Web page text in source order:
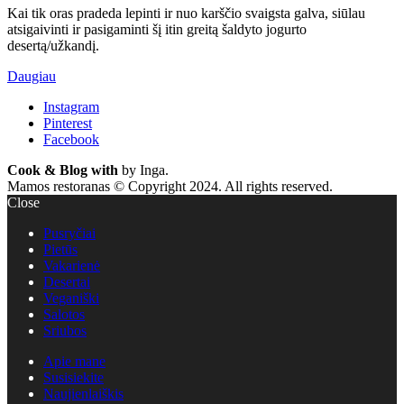
Kai tik oras pradeda lepinti ir nuo karščio svaigsta galva, siūlau
atsigaivinti ir pasigaminti šį itin greitą šaldyto jogurto
desertą/užkandį.
Daugiau
Instagram
Pinterest
Facebook
Cook & Blog with by Inga.
Mamos restoranas © Copyright 2024. All rights reserved.
Close
Pusryčiai
Pietūs
Vakarienė
Desertai
Veganiški
Salotos
Sriubos
Apie mane
Susisiekite
Naujienlaiškis